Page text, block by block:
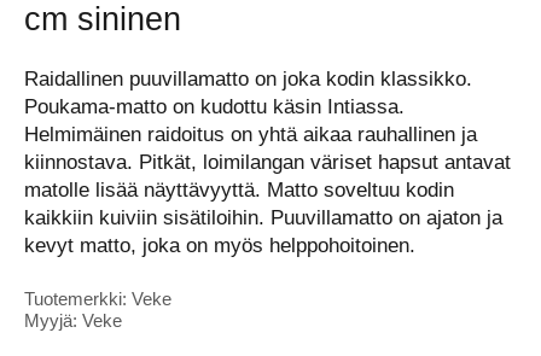
cm sininen
Raidallinen puuvillamatto on joka kodin klassikko.
Poukama-matto on kudottu käsin Intiassa.
Helmimäinen raidoitus on yhtä aikaa rauhallinen ja
kiinnostava. Pitkät, loimilangan väriset hapsut antavat
matolle lisää näyttävyyttä. Matto soveltuu kodin
kaikkiin kuiviin sisätiloihin. Puuvillamatto on ajaton ja
kevyt matto, joka on myös helppohoitoinen.
Tuotemerkki: Veke
Myyjä: Veke